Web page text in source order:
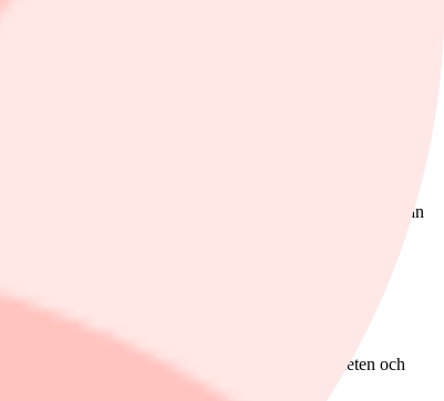
alltjämt innebär en ganska hög värdering så det gäller att
Hans Stråberg som ordförande fick kursen att rusa från
Resterande del utgörs främst av laddare för
finns i kundfloran.
och komponentpriser har tryckt ned lönsamheten och